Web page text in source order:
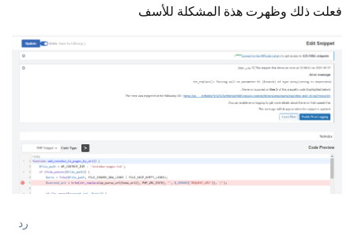
فعلت ذلك وظهرت هذة المشكلة للأسف
رد